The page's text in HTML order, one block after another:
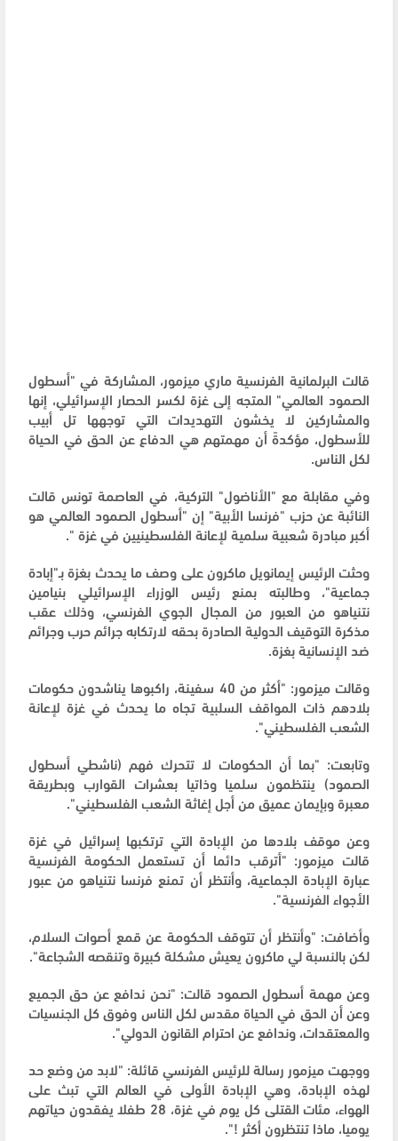
قالت البرلمانية الفرنسية ماري ميزمور، المشاركة في "أسطول
الصمود العالمي" المتجه إلى غزة لكسر الحصار الإسرائيلي، إنها
والمشاركين لا يخشون التهديدات التي توجهها تل أبيب
للأسطول، مؤكدةً أن مهمتهم هي الدفاع عن الحق في الحياة
لكل الناس.
وفي مقابلة مع "الأناضول" التركية، في العاصمة تونس قالت
النائبة عن حزب "فرنسا الأبية" إن "أسطول الصمود العالمي هو
أكبر مبادرة شعبية سلمية لإعانة الفلسطينيين في غزة ".
وحثت الرئيس إيمانويل ماكرون على وصف ما يحدث بغزة بـ"إبادة
جماعية"، وطالبته بمنع رئيس الوزراء الإسرائيلي بنيامين
نتنياهو من العبور من المجال الجوي الفرنسي، وذلك عقب
مذكرة التوقيف الدولية الصادرة بحقه لارتكابه جرائم حرب وجرائم
ضد الإنسانية بغزة.
وقالت ميزمور: "أكثر من 40 سفينة، راكبوها يناشدون حكومات
بلادهم ذات المواقف السلبية تجاه ما يحدث في غزة لإعانة
الشعب الفلسطيني".
وتابعت: "بما أن الحكومات لا تتحرك فهم (ناشطي أسطول
الصمود) ينتظمون سلميا وذاتيا بعشرات القوارب وبطريقة
معبرة وبإيمان عميق من أجل إغاثة الشعب الفلسطيني".
وعن موقف بلادها من الإبادة التي ترتكبها إسرائيل في غزة
قالت ميزمور: "أترقب دائما أن تستعمل الحكومة الفرنسية
عبارة الإبادة الجماعية، وأنتظر أن تمنع فرنسا نتنياهو من عبور
الأجواء الفرنسية".
وأضافت: "وأنتظر أن تتوقف الحكومة عن قمع أصوات السلام،
لكن بالنسبة لي ماكرون يعيش مشكلة كبيرة وتنقصه الشجاعة".
وعن مهمة أسطول الصمود قالت: "نحن ندافع عن حق الجميع
وعن أن الحق في الحياة مقدس لكل الناس وفوق كل الجنسيات
والمعتقدات، وندافع عن احترام القانون الدولي".
ووجهت ميزمور رسالة للرئيس الفرنسي قائلة: "لابد من وضع حد
لهذه الإبادة، وهي الإبادة الأولى في العالم التي تبث على
الهواء، مئات القتلى كل يوم في غزة، 28 طفلا يفقدون حياتهم
يوميا، ماذا تنتظرون أكثر !".